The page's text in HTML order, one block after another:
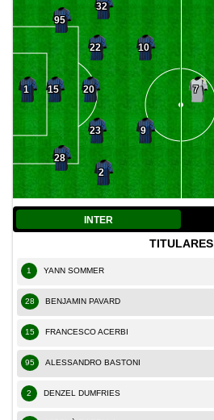
1
95
15
28
32
22
20
23
2
10
9
7
INTER
TITULARES
1 YANN SOMMER
28 BENJAMIN PAVARD
15 FRANCESCO ACERBI
95 ALESSANDRO BASTONI
2 DENZEL DUMFRIES